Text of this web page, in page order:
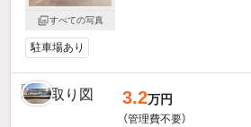
すべての写真
駐車場あり
3.2万円
（管理費不要）